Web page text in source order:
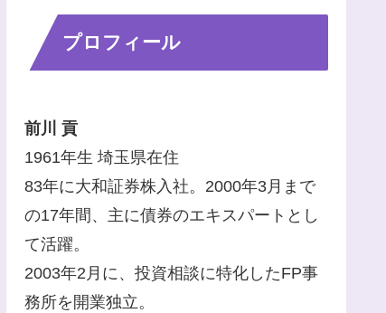
プロフィール
前川 貢
1961年生 埼玉県在住
83年に大和証券株入社。2000年3月まで
の17年間、主に債券のエキスパートとし
て活躍。
2003年2月に、投資相談に特化したFP事
務所を開業独立。